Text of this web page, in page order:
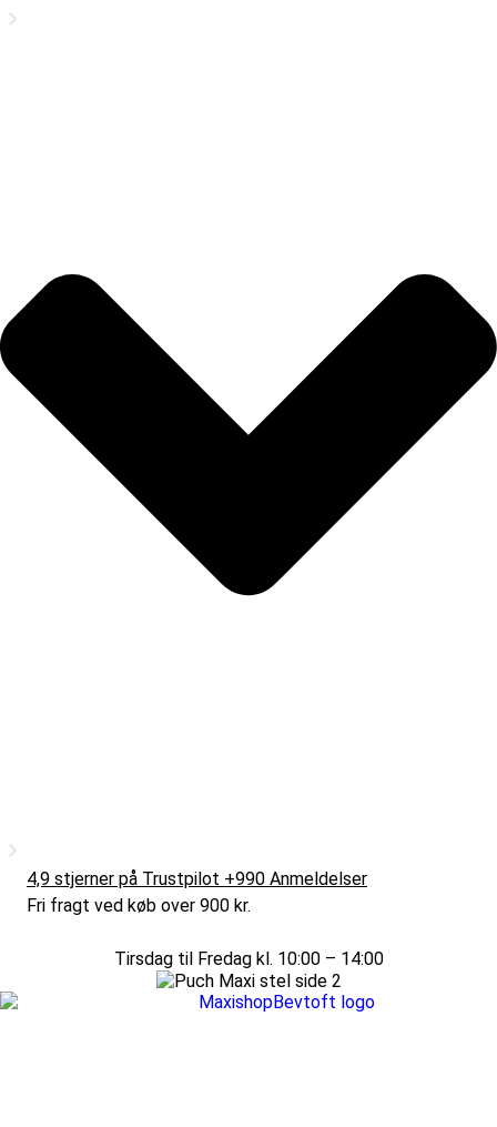
4,9 stjerner på Trustpilot +990 Anmeldelser
Fri fragt ved køb over 900 kr.
Tirsdag til Fredag kl. 10:00 – 14:00